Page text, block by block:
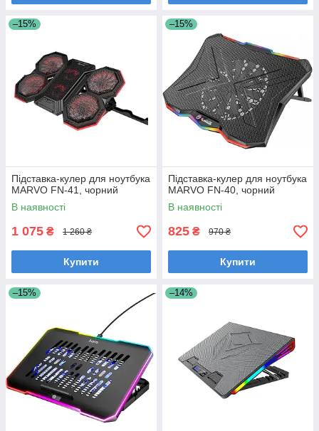
–15%
Підставка-кулер для ноутбука
MARVO FN-41, чорний
В наявності
1 075 ₴ 1 260 ₴
Купити
–15%
Підставка-кулер для ноутбука
MARVO FN-40, чорний
В наявності
825 ₴ 970 ₴
Купити
–15% –14%